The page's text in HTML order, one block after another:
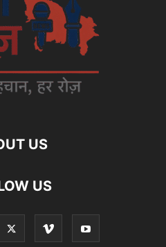
US
US